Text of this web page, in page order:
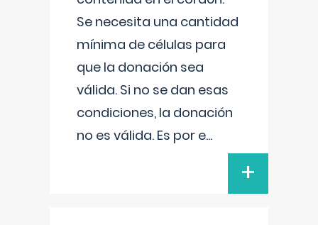
Se necesita una cantidad
mínima de células para
que la donación sea
válida. Si no se dan esas
condiciones, la donación
no es válida. Es por e...
+